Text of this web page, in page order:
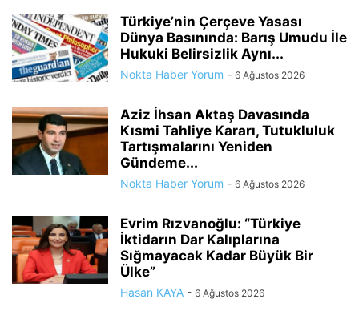
Türkiye’nin Çerçeve Yasası
Dünya Basınında: Barış Umudu İle
Hukuki Belirsizlik Aynı...
Nokta Haber Yorum - 6 Ağustos 2026
Aziz İhsan Aktaş Davasında
Kısmi Tahliye Kararı, Tutukluluk
Tartışmalarını Yeniden
Gündeme...
Nokta Haber Yorum - 6 Ağustos 2026
Evrim Rızvanoğlu: “Türkiye
İktidarın Dar Kalıplarına
Sığmayacak Kadar Büyük Bir
Ülke”
Hasan KAYA - 6 Ağustos 2026